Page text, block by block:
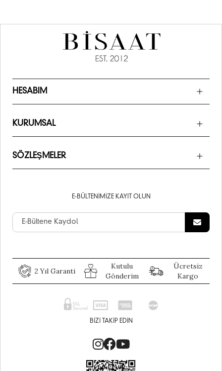
HESABIM
KURUMSAL
SÖZLEŞMELER
E-BÜLTENIMIZE KAYIT OLUN
2 Yıl Garanti
Kutulu
Gönderim
Ücretsiz
Kargo
BIZI TAKIP EDIN